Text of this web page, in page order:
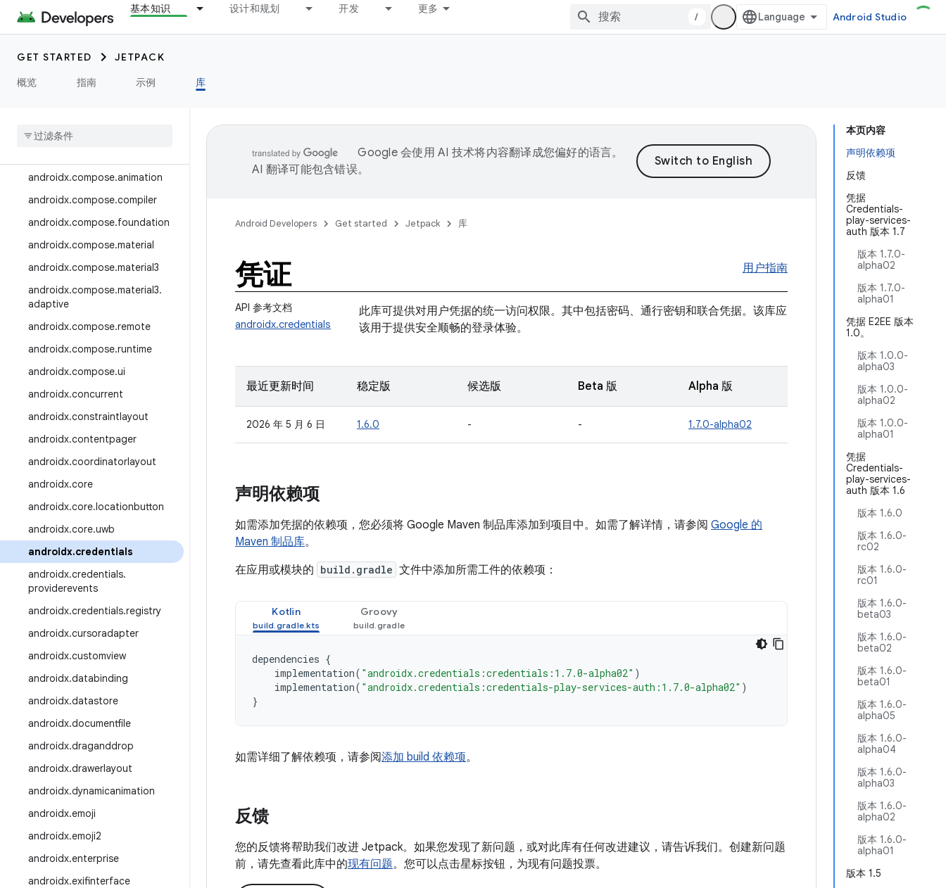
基本知识 设计和规划 开发 更多
/ Android Studio
GET STARTED
JETPACK
概览
指南 示例 库
androidx.camera.media3
androidx.car
androidx.car.app
androidx.collection
androidx.compose.animation
androidx.compose.compiler
androidx.compose.foundation
androidx.compose.material
androidx.compose.material3
androidx.compose.material3.
adaptive
androidx.compose.remote
androidx.compose.runtime
androidx.compose.ui
androidx.concurrent
androidx.constraintlayout
androidx.contentpager
androidx.coordinatorlayout
androidx.core
androidx.core.locationbutton
androidx.core.uwb
androidx.credentials
androidx.credentials.
providerevents
androidx.credentials.registry
androidx.cursoradapter
androidx.customview
androidx.databinding
androidx.datastore
androidx.documentfile
androidx.draganddrop
androidx.drawerlayout
androidx.dynamicanimation
androidx.emoji
androidx.emoji2
androidx.enterprise
androidx.exifinterface
本页内容
声明依赖项
反馈
凭据
Credentials-
play-services-
auth 版本 1.7
版本 1.7.0-
alpha02
版本 1.7.0-
alpha01
凭据 E2EE 版本
1.0。
版本 1.0.0-
alpha03
版本 1.0.0-
alpha02
版本 1.0.0-
alpha01
凭据
Credentials-
play-services-
auth 版本 1.6
版本 1.6.0
版本 1.6.0-
rc02
版本 1.6.0-
rc01
版本 1.6.0-
beta03
版本 1.6.0-
beta02
版本 1.6.0-
beta01
版本 1.6.0-
alpha05
版本 1.6.0-
alpha04
版本 1.6.0-
alpha03
版本 1.6.0-
alpha02
版本 1.6.0-
alpha01
版本 1.5
Google 会使用 AI 技术将内容翻译成您偏好的语言。
AI 翻译可能包含错误。
Android Developers Get started Jetpack 库
凭证 用户指南
API 参考文档
androidx.credentials
此库可提供对用户凭据的统一访问权限。其中包括密码、通行密钥和联合凭据。该库应
该用于提供安全顺畅的登录体验。
最近更新时间 稳定版 候选版 Beta 版 Alpha 版
2026 年 5 月 6 日 1.6.0 - - 1.7.0-alpha02
声明依赖项
如需添加凭据的依赖项，您必须将 Google Maven 制品库添加到项目中。如需了解详情，请参阅 Google 的
Maven 制品库。
在应用或模块的 build.gradle 文件中添加所需工件的依赖项：
Kotlin Groovy
dependencies {
implementation( "androidx.credentials:credentials:1.7.0-alpha02" )
implementation( "androidx.credentials:credentials-play-services-auth:1.7.0-alpha02" )
}
如需详细了解依赖项，请参阅添加 build 依赖项。
反馈
您的反馈将帮助我们改进 Jetpack。如果您发现了新问题，或对此库有任何改进建议，请告诉我们。创建新问题
前，请先查看此库中的现有问题。您可以点击星标按钮，为现有问题投票。